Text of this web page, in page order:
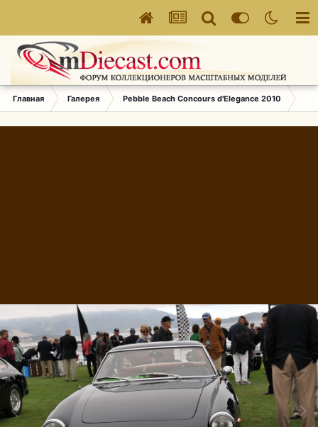
Главная Галерея Pebble Beach Concours d'Elegance 2010